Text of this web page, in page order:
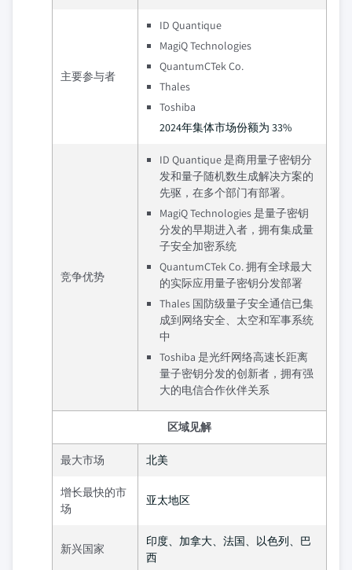
主要参与者
ID Quantique
MagiQ Technologies
QuantumCTek Co.
Thales
Toshiba
2024年集体市场份额为 33%
竞争优势
ID Quantique 是商用量子密钥分
发和量子随机数生成解决方案的
先驱，在多个部门有部署。
MagiQ Technologies 是量子密钥
分发的早期进入者，拥有集成量
子安全加密系统
QuantumCTek Co. 拥有全球最大
的实际应用量子密钥分发部署
Thales 国防级量子安全通信已集
成到网络安全、太空和军事系统
中
Toshiba 是光纤网络高速长距离
量子密钥分发的创新者，拥有强
大的电信合作伙伴关系
区域见解
最大市场 北美
增长最快的市
场
亚太地区
新兴国家
印度、加拿大、法国、以色列、巴
西